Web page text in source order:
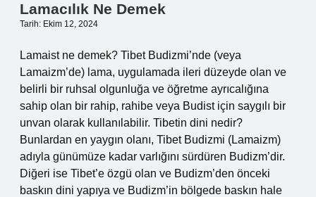
Lamacılık Ne Demek
Tarih: Ekim 12, 2024
Lamaist ne demek? Tibet Budizmi’nde (veya
Lamaizm’de) lama, uygulamada ileri düzeyde olan ve
belirli bir ruhsal olgunluğa ve öğretme ayrıcalığına
sahip olan bir rahip, rahibe veya Budist için saygılı bir
unvan olarak kullanılabilir. Tibetin dini nedir?
Bunlardan en yaygın olanı, Tibet Budizmi (Lamaizm)
adıyla günümüze kadar varlığını sürdüren Budizm’dir.
Diğeri ise Tibet’e özgü olan ve Budizm’den önceki
baskın dini yapıya ve Budizm’in bölgede baskın hale